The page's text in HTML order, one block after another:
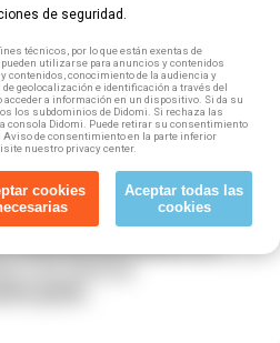
queiras.
só tes que seguir estes
, fórmate na área do teu
que atoparás na ficha do
de seguridad.
técnicos, por lo que están exentas de
utilizarse para anuncios y contenidos
contenidos, conocimiento de la audiencia y
geolocalización e identificación a través del
a información en un dispositivo. Si da su
los subdominios de Didomi. Si rechaza las
consola Didomi. Puede retirar su consentimiento
de consentimiento en la parte inferior
nuestro privacy center.
cookies
Aceptar todas las
cookies